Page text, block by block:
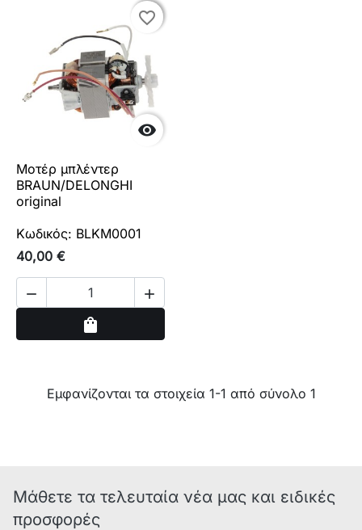

favorite_border
favorite_border
Μοτέρ μπλέντερ
BRAUN/DELONGHI
original
Κωδικός: BLKM0001
40,00 €
 
shopping_bag
Εμφανίζονται τα στοιχεία 1-1 από σύνολο 1
Μάθετε τα τελευταία νέα μας και ειδικές
προσφορές